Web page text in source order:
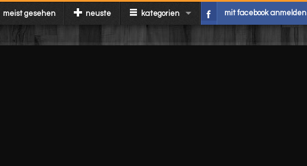
meist gesehen neuste kategorien mit facebook anmelden